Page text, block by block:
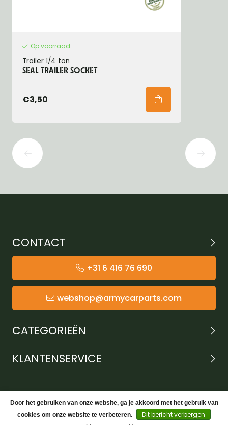
Op voorraad
Trailer 1/4 ton
SEAL TRAILER SOCKET
€3,50
CONTACT
+31 6 416 76 690
webshop@armycarparts.com
CATEGORIEËN
KLANTENSERVICE
Door het gebruiken van onze website, ga je akkoord met het gebruik van
cookies om onze website te verbeteren.
Dit bericht verbergen